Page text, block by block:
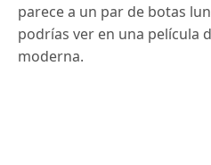
parece a un par de botas
podrías ver en una película
moderna.